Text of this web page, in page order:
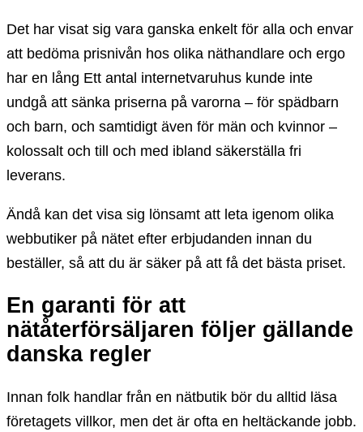
Det har visat sig vara ganska enkelt för alla och envar
att bedöma prisnivån hos olika näthandlare och ergo
har en lång Ett antal internetvaruhus kunde inte
undgå att sänka priserna på varorna – för spädbarn
och barn, och samtidigt även för män och kvinnor –
kolossalt och till och med ibland säkerställa fri
leverans.
Ändå kan det visa sig lönsamt att leta igenom olika
webbutiker på nätet efter erbjudanden innan du
beställer, så att du är säker på att få det bästa priset.
En garanti för att
nätåterförsäljaren följer gällande
danska regler
Innan folk handlar från en nätbutik bör du alltid läsa
företagets villkor, men det är ofta en heltäckande jobb.